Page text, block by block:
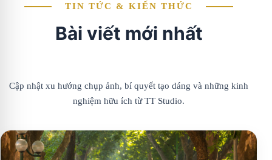
TIN TỨC & KIẾN THỨC
Bài viết mới nhất
Cập nhật xu hướng chụp ảnh, bí quyết tạo dáng và những kinh
nghiệm hữu ích từ TT Studio.